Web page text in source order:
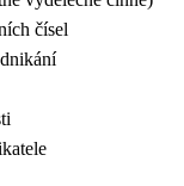
čísel